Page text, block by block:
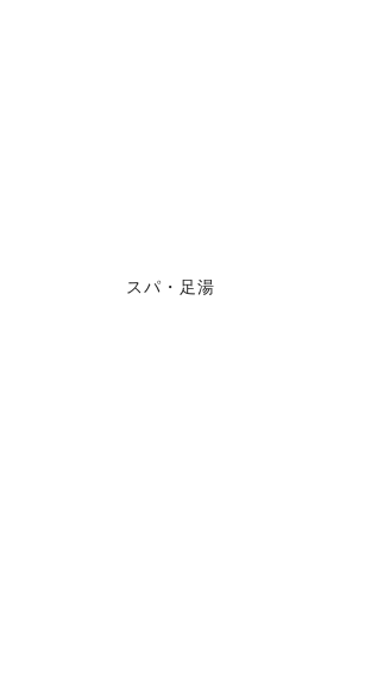
スパ・足湯